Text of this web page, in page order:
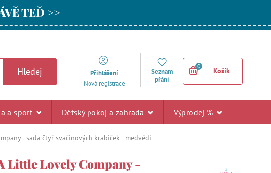
TEĎ >>
Hledej
Přihlášení
Nová registrace
Seznam
přání
0
Košík
a sport Dětský pokoj a zahrada Výprodej %
- sada čtyř svačinových krabiček - medvědi
Little Lovely Company -